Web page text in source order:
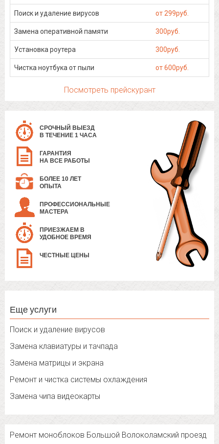
Поиск и удаление вирусов от 299руб.
Замена оперативной памяти 300руб.
Установка роутера 300руб.
Чистка ноутбука от пыли от 600руб.
Посмотреть прейскурант
СРОЧНЫЙ ВЫЕЗД
В ТЕЧЕНИЕ 1 ЧАСА
ГАРАНТИЯ
НА ВСЕ РАБОТЫ
БОЛЕЕ 10 ЛЕТ
ОПЫТА
ПРОФЕССИОНАЛЬНЫЕ
МАСТЕРА
ПРИЕЗЖАЕМ В
УДОБНОЕ ВРЕМЯ
ЧЕСТНЫЕ ЦЕНЫ
Еще услуги
Поиск и удаление вирусов
Замена клавиатуры и тачпада
Замена матрицы и экрана
Ремонт и чистка системы охлаждения
Замена чипа видеокарты
Ремонт моноблоков Большой Волоколамский проезд